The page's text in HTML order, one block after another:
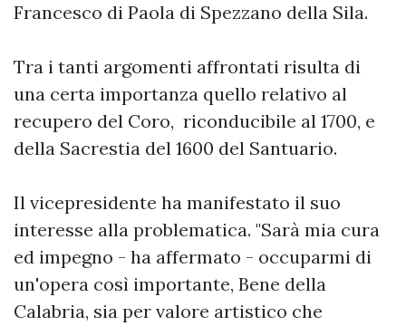
Francesco di Paola di Spezzano della Sila.
Tra i tanti argomenti affrontati risulta di
una certa importanza quello relativo al
recupero del Coro, riconducibile al 1700, e
della Sacrestia del 1600 del Santuario.
Il vicepresidente ha manifestato il suo
interesse alla problematica. "Sarà mia cura
ed impegno - ha affermato - occuparmi di
un'opera così importante, Bene della
Calabria, sia per valore artistico che